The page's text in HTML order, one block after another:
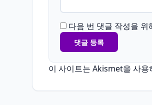
다음 번 댓글 작성을
이 사이트는 Akismet을 사용